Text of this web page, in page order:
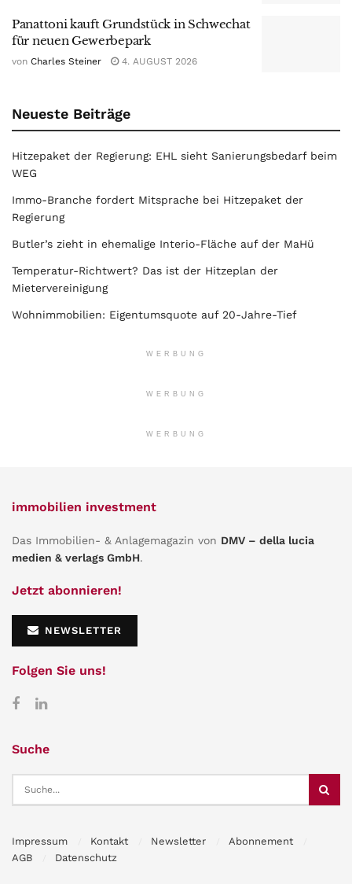
Panattoni kauft Grundstück in Schwechat
für neuen Gewerbepark
von Charles Steiner 4. AUGUST 2026
Neueste Beiträge
Hitzepaket der Regierung: EHL sieht Sanierungsbedarf beim
WEG
Immo-Branche fordert Mitsprache bei Hitzepaket der
Regierung
Butler’s zieht in ehemalige Interio-Fläche auf der MaHü
Temperatur-Richtwert? Das ist der Hitzeplan der
Mietervereinigung
Wohnimmobilien: Eigentumsquote auf 20-Jahre-Tief
WERBUNG
WERBUNG
WERBUNG
immobilien investment
Das Immobilien- & Anlagemagazin von DMV – della lucia
medien & verlags GmbH.
Jetzt abonnieren!
NEWSLETTER
Folgen Sie uns!
Suche
Impressum Kontakt Newsletter
Abonnement
AGB
Datenschutz